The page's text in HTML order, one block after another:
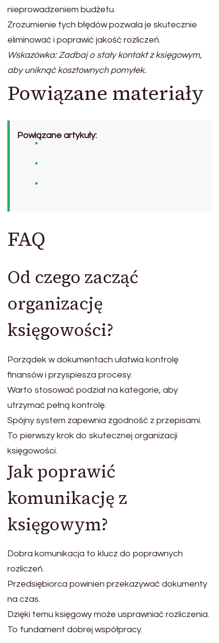
nieprowadzeniem budżetu.
Zrozumienie tych błędów pozwala je skutecznie
eliminować i poprawić jakość rozliczeń.
Wskazówka: Zadbaj o stały kontakt z księgowym,
aby uniknąć kosztownych pomyłek.
Powiązane materiały
Powiązane artykuły:
FAQ
Od czego zacząć
organizację
księgowości?
Porządek w dokumentach ułatwia kontrolę
finansów i przyspiesza procesy.
Warto stosować podział na kategorie, aby
utrzymać pełną kontrolę.
Spójny system zapewnia zgodność z przepisami.
To pierwszy krok do skutecznej organizacji
księgowości.
Jak poprawić
komunikację z
księgowym?
Dobra komunikacja to klucz do poprawnych
rozliczeń.
Przedsiębiorca powinien przekazywać dokumenty
na czas.
Dzięki temu księgowy może usprawniać rozliczenia.
To fundament dobrej współpracy.